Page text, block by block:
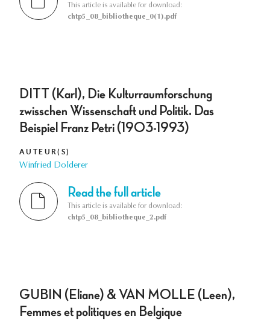
This article is available for download:
chtp5_08_bibliotheque_0(1).pdf
DITT (Karl), Die Kulturraumforschung
zwisschen Wissenschaft und Politik. Das
Beispiel Franz Petri (1903-1993)
AUTEUR(S)
Winfried Dolderer
Read the full article
This article is available for download:
chtp5_08_bibliotheque_2.pdf
GUBIN (Eliane) & VAN MOLLE (Leen),
Femmes et politiques en Belgique